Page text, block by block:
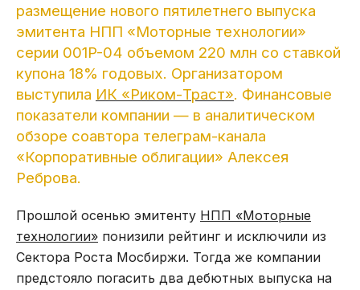
размещение нового пятилетнего выпуска
эмитента НПП «Моторные технологии»
серии 001P-04 объемом 220 млн со ставкой
купона 18% годовых. Организатором
выступила ИК «Риком-Траст». Финансовые
показатели компании — в аналитическом
обзоре соавтора телеграм-канала
«Корпоративные облигации» Алексея
Реброва.
Прошлой осенью эмитенту НПП «Моторные
технологии» понизили рейтинг и исключили из
Сектора Роста Мосбиржи. Тогда же компании
предстояло погасить два дебютных выпуска на